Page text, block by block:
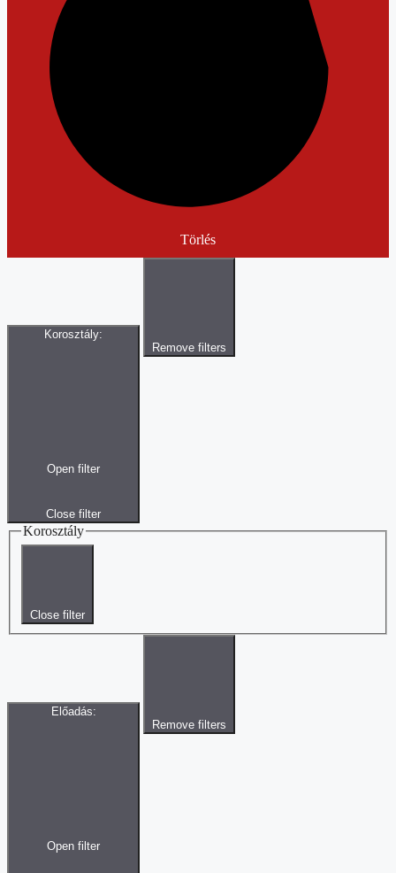
Törlés
Korosztály:
Open filter
Close filter
Remove filters
Korosztály
Close filter
Előadás:
Open filter
Remove filters